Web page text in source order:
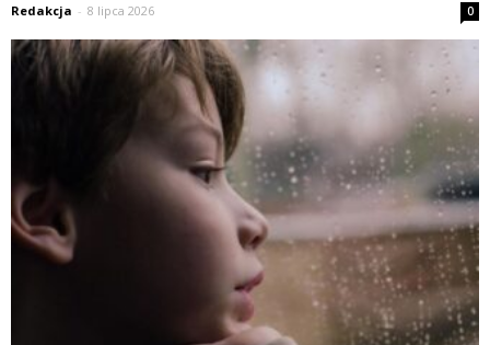
Redakcja - 8 lipca 2026 0